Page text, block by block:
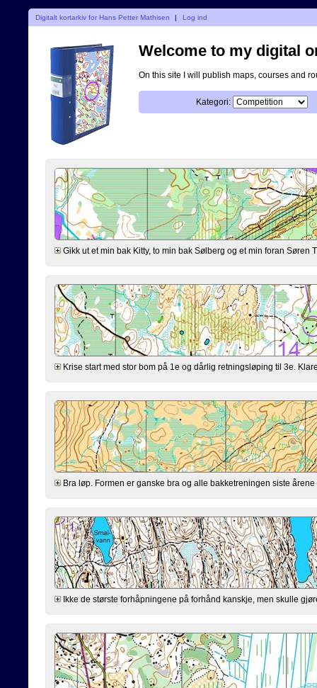
Digitalt kortarkiv for Hans Petter Mathisen | Log ind
Welcome to my digital
On this site I will publish maps, courses and
Kategori:
Gikk ut et min bak Kitty, to min bak Sølberg og et min foran
Krise start med stor bom på 1e og dårlig retningsløping til 3e.
Bra løp. Formen er ganske bra og alle bakketreningen siste
Ikke de største forhåpningene på forhånd kanskje, men skulle